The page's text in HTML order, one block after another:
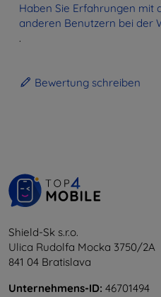
Haben Sie Erfahrungen mit
anderen Benutzern bei der
.
Bewertung schreiben
Shield-Sk s.r.o.
Ulica Rudolfa Mocka 3750/2A
841 04 Bratislava
Unternehmens-ID: 46701494